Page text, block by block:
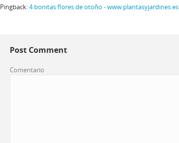
Pingback:4 bonitas flores de otoño - www.plantasyjardines.es
Post Comment
Comentario